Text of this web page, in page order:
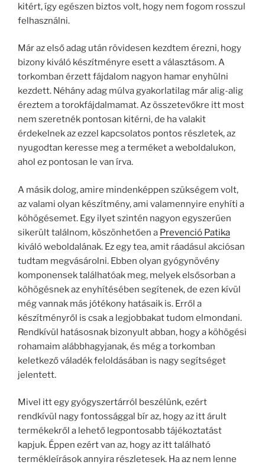
kitért, így egészen biztos volt, hogy nem fogom rosszul
felhasználni.
Már az első adag után rövidesen kezdtem érezni, hogy
bizony kiváló készítményre esett a választásom. A
torkomban érzett fájdalom nagyon hamar enyhülni
kezdett. Néhány adag múlva gyakorlatilag már alig-alig
éreztem a torokfájdalmamat. Az összetevőkre itt most
nem szeretnék pontosan kitérni, de ha valakit
érdekelnek az ezzel kapcsolatos pontos részletek, az
nyugodtan keresse meg a terméket a weboldalukon,
ahol ez pontosan le van írva.
A másik dolog, amire mindenképpen szükségem volt,
az valami olyan készítmény, ami valamennyire enyhíti a
köhögésemet. Egy ilyet szintén nagyon egyszerűen
sikerült találnom, köszönhetően a Prevenció Patika
kiváló weboldalának. Ez egy tea, amit ráadásul akciósan
tudtam megvásárolni. Ebben olyan gyógynövény
komponensek találhatóak meg, melyek elsősorban a
köhögésnek az enyhítésében segítenek, de ezen kívül
még vannak más jótékony hatásaik is. Erről a
készítményről is csak a legjobbakat tudom elmondani.
Rendkívül hatásosnak bizonyult abban, hogy a köhögési
rohamaim alábbhagyjanak, és még a torkomban
keletkező váladék feloldásában is nagy segítséget
jelentett.
Mivel itt egy gyógyszertárról beszélünk, ezért
rendkívül nagy fontossággal bír az, hogy az itt árult
termékekről a lehető legpontosabb tájékoztatást
kapjuk. Éppen ezért van az, hogy az itt található
termékleírások annyira részletesek. Ha az nem lenne